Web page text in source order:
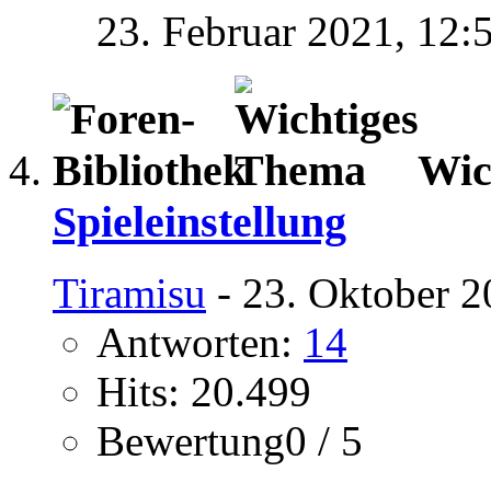
23. Februar 2021,
Spieleinstellung
Tiramisu - 23. Oktober
Antworten: 14
Hits: 20.499
Bewertung0 / 5